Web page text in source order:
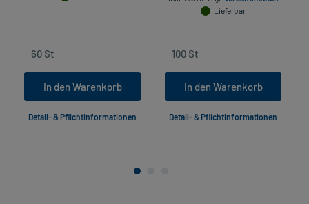
In den Warenkorb
Detail- & Pflichtinformationen
Lieferbar
In den Warenkorb
Detail- & Pflichtinformationen